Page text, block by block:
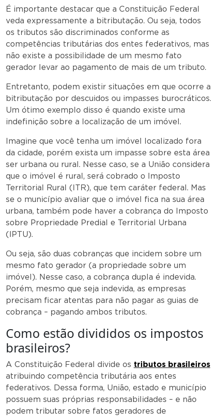
É importante destacar que a Constituição Federal
veda expressamente a bitributação. Ou seja, todos
os tributos são discriminados conforme as
competências tributárias dos entes federativos, mas
não existe a possibilidade de um mesmo fato
gerador levar ao pagamento de mais de um tributo.
Entretanto, podem existir situações em que ocorre a
bitributação por descuidos ou impasses burocráticos.
Um ótimo exemplo disso é quando existe uma
indefinição sobre a localização de um imóvel.
Imagine que você tenha um imóvel localizado fora
da cidade, porém exista um impasse sobre esta área
ser urbana ou rural. Nesse caso, se a União considera
que o imóvel é rural, será cobrado o Imposto
Territorial Rural (ITR), que tem caráter federal. Mas
se o município avaliar que o imóvel fica na sua área
urbana, também pode haver a cobrança do Imposto
sobre Propriedade Predial e Territorial Urbana
(IPTU).
Ou seja, são duas cobranças que incidem sobre um
mesmo fato gerador (a propriedade sobre um
imóvel). Nesse caso, a cobrança dupla é indevida.
Porém, mesmo que seja indevida, as empresas
precisam ficar atentas para não pagar as guias de
cobrança – pagando ambos tributos.
Como estão divididos os impostos
brasileiros?
A Constituição Federal divide os tributos brasileiros
atribuindo competência tributária aos entes
federativos. Dessa forma, União, estado e município
possuem suas próprias responsabilidades – e não
podem tributar sobre fatos geradores de